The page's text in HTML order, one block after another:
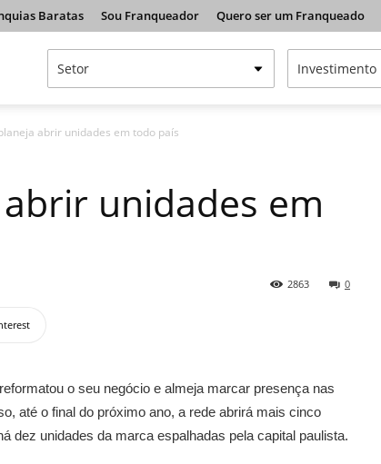
Baratas Sou Franqueador Quero ser um Franqueado
abrir unidades em todo país
unidades em
0
2863
o seu negócio e almeja marcar presença nas
até o final do próximo ano, a rede abrirá mais cinco
dez unidades da marca espalhadas pela capital paulista.